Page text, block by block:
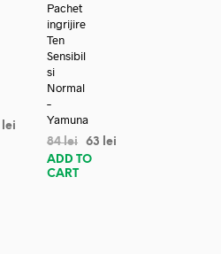
lei
Pachet
ingrijire
Ten
Sensibil
si
Normal
–
Yamuna
84lei 63
lei
ADD TO
CART